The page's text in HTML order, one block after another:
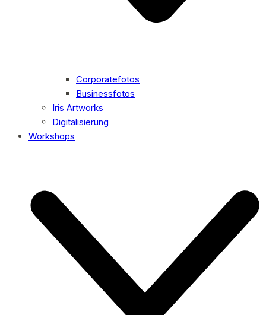
Corporatefotos
Businessfotos
Iris Artworks
Digitalisierung
Workshops